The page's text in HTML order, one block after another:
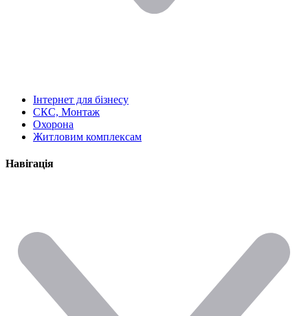
Інтернет для бізнесу
СКС, Монтаж
Охорона
Житловим комплексам
Навігація